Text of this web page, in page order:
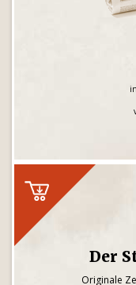
Der
Originale